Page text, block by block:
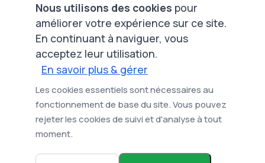
Politique de cookies
Contactez-nous
NOTRE NEWSLETTER
Abonnez-vous à notre newsletter pour recevoir des
nouvelles et des mises à jour.
Nous utilisons des cookies pour
améliorer votre expérience sur ce site.
En continuant à naviguer, vous
acceptez leur utilisation.
En savoir plus & gérer
Les cookies essentiels sont nécessaires au
fonctionnement de base du site. Vous pouvez
rejeter les cookies de suivi et d'analyse à tout
moment.